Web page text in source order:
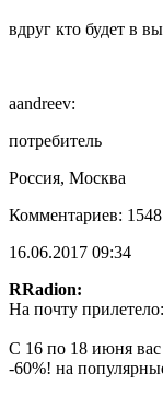
вдруг кто будет в
aandreev:
потребитель
Россия, Москва
Комментариев: 1548
16.06.2017 09:34
RRadion:
На почту прилетело:
C 16 по 18 июня
-60%! на